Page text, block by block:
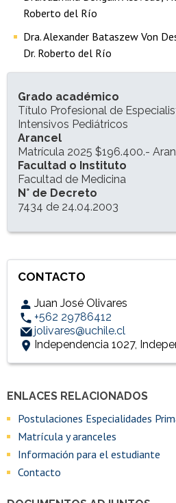
Roberto del Río
Dra. Alexander Bataszew Von
Dr. Roberto del Río
Accesos directos
INFORMACIÓN DEL
Grado académico
Título Profesional de
Intensivos Pediátricos
Arancel
Matrícula 2025 $196.400.-
Facultad o Instituto
Facultad de Medicina
N° de Decreto
7434 de 24.04.2003
Enlaces y documentos de
ENLACES RELACIONADOS
Postulaciones Especialidades
Matrícula y aranceles
Información para el estudiante
Contacto
CONTACTO
Juan José Olivares
+562 29786412
jolivares@uchile.cl
Independencia 1027,